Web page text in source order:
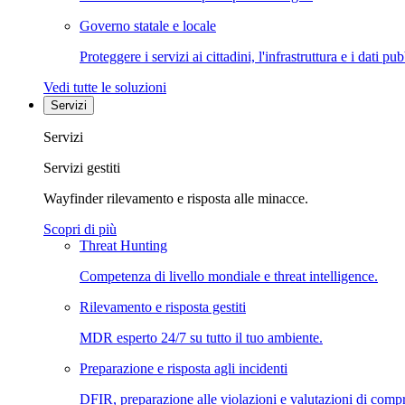
Governo statale e locale
Proteggere i servizi ai cittadini, l'infrastruttura e i dati
Vedi tutte le soluzioni
Servizi
Servizi
Servizi gestiti
Wayfinder rilevamento e risposta alle minacce.
Scopri di più
Threat Hunting
Competenza di livello mondiale e threat intelligence.
Rilevamento e risposta gestiti
MDR esperto 24/7 su tutto il tuo ambiente.
Preparazione e risposta agli incidenti
DFIR, preparazione alle violazioni e valutazioni di